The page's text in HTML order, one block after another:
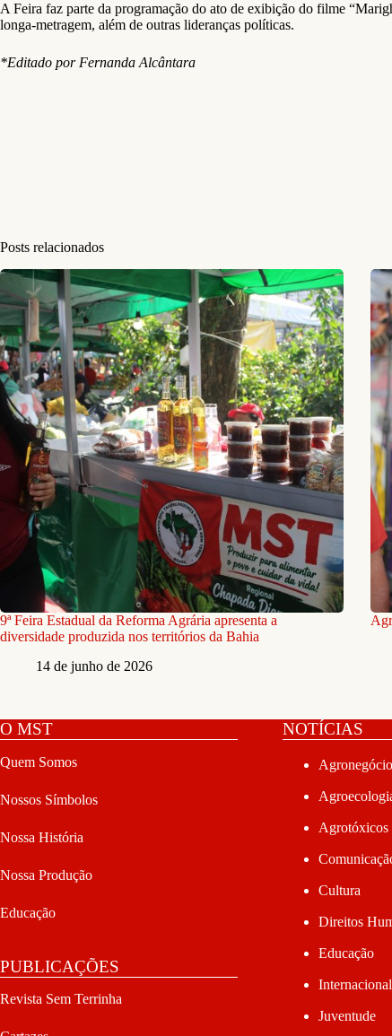
A Feira faz parte da programação do ato de exibição do filme
longa-metragem, além de outras lideranças políticas.
*Editado por Fernanda Alcântara
Posts relacionados
9ª Feira Estadual da Reforma Agrária apresenta a
diversidade produzida nos territórios da Bahia
14 de junho de 2026
O MST
Quem Somos
Nossos Símbolos
Nossa História
Nossa Produção
Educação
PUBLICAÇÕES
Revista Sem Terrinha
NOTÍCIAS
Agronegócio
Agrotóxicos
Cultura
Direitos
Educação
Juventude